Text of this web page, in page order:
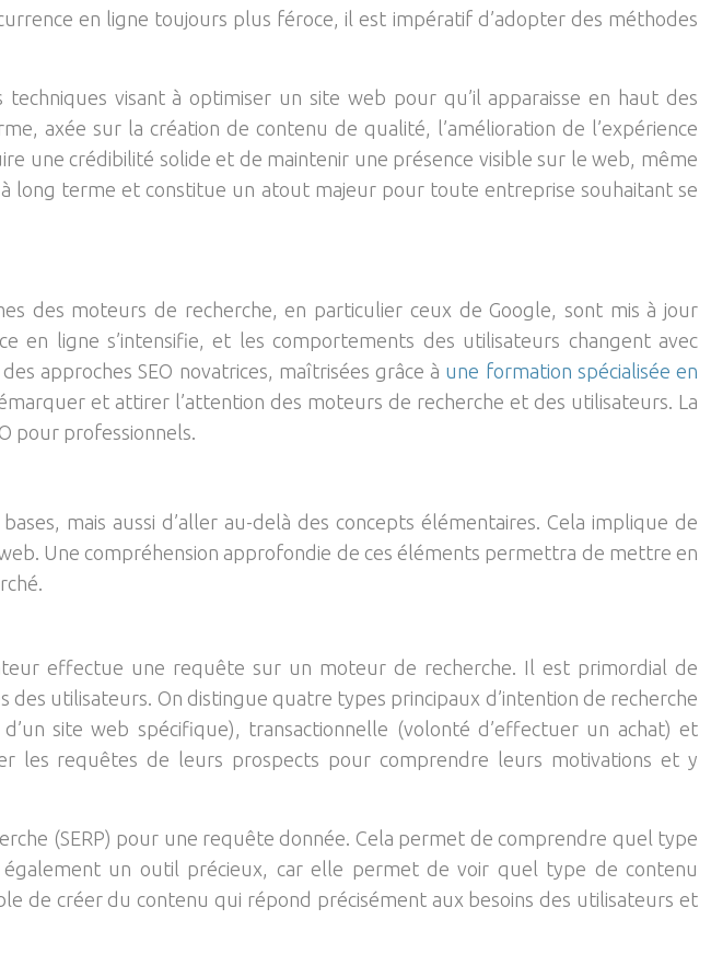
en ligne toujours plus féroce, il est impératif d’adopter des méthodes
visant à optimiser un site web pour qu’il apparaisse en haut des
axée sur la création de contenu de qualité, l’amélioration de l’expérience
une crédibilité solide et de maintenir une présence visible sur le web, même
long terme et constitue un atout majeur pour toute entreprise souhaitant se
des moteurs de recherche, en particulier ceux de Google, sont mis à jour
en ligne s’intensifie, et les comportements des utilisateurs changent avec
approches SEO novatrices, maîtrisées grâce à une formation spécialisée en
et attirer l’attention des moteurs de recherche et des utilisateurs. La
pour professionnels.
mais aussi d’aller au-delà des concepts élémentaires. Cela implique de
Une compréhension approfondie de ces éléments permettra de mettre en
effectue une requête sur un moteur de recherche. Il est primordial de
utilisateurs. On distingue quatre types principaux d’intention de recherche
site web spécifique), transactionnelle (volonté d’effectuer un achat) et
les requêtes de leurs prospects pour comprendre leurs motivations et y
(SERP) pour une requête donnée. Cela permet de comprendre quel type
un outil précieux, car elle permet de voir quel type de contenu
de créer du contenu qui répond précisément aux besoins des utilisateurs et